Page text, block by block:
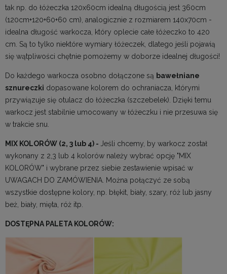
tak np. do łóżeczka 120x60cm idealną długością jest 360cm
(120cm+120+60+60 cm), analogicznie z rozmiarem 140x70cm -
idealna długość warkocza, który oplecie całe łóżeczko to 420
cm. Są to tylko niektóre wymiary łóżeczek, dlatego jeśli pojawią
się wątpliwości chętnie pomożemy w doborze idealnej długości!
Do każdego warkocza osobno dołączone są bawełniane
sznureczki dopasowane kolorem do ochraniacza, którymi
przywiązuje się otulacz do łóżeczka (szczebelek). Dzięki temu
warkocz jest stabilnie umocowany w łóżeczku i nie przesuwa się
w trakcie snu.
MIX KOLORÓW (2, 3 lub 4) - Jeśli chcemy, by warkocz został
wykonany z 2,3 lub 4 kolorów należy wybrać opcję "MIX
KOLORÓW" i wybrane przez siebie zestawienie wpisać w
UWAGACH DO ZAMÓWIENIA. Można połączyć ze sobą
wszystkie dostępne kolory, np. błękit, biały, szary, róż lub jasny
beż, biały, mięta, róż itp.
DOSTĘPNA PALETA KOLORÓW: